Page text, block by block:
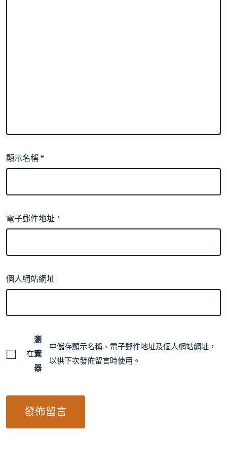
顯示名稱*
電子郵件地址*
個人網站網址
在
瀏
覽
器
中儲存顯示名稱、電子郵件地址及個人網站網址，
以供下次發佈留言時使用。